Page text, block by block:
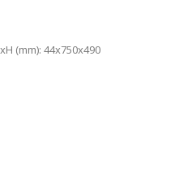
(mm): 44x750x490